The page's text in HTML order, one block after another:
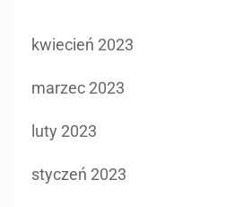
luty 2023
styczeń 2023
grudzień 2022
listopad 2022